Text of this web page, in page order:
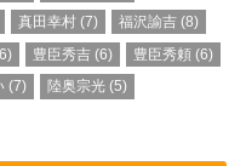
真田幸村 (7) 福沢諭吉 (8)
豊臣秀吉 (6) 豊臣秀頼 (6)
(7) 陸奥宗光 (5)